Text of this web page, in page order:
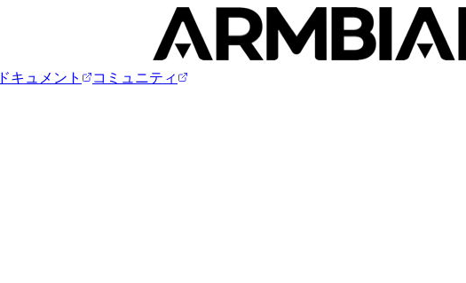
ドキュメント コミュニティ